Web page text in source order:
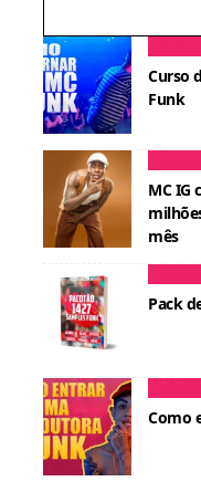
Curso
Funk
MC IG
mês
Pack
Como